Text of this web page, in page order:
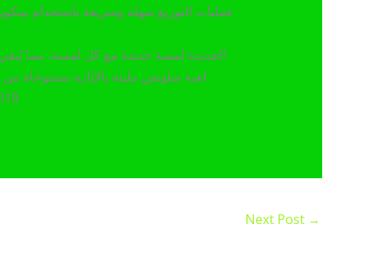
عمليات التوزيع سهلة وسريعة باستخدام
2019، وتأخذك في رحلة عبر عالم كولومبيا الخطير في منتصف الثمانينيات، بطابعها الرائع وأجوائها المليئة بالإثارة.
Next Post →